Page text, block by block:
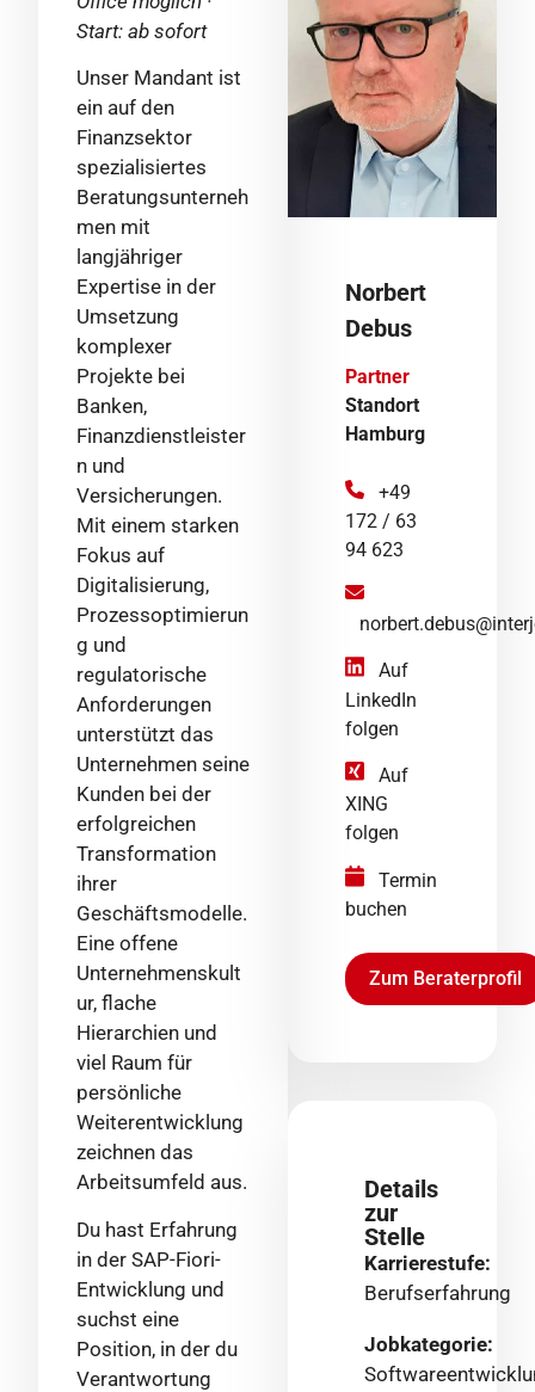
Start: ab sofort
Unser Mandant ist
ein auf den
Finanzsektor
spezialisiertes
Beratungsunterneh
men mit
langjähriger
Expertise in der
Umsetzung
komplexer
Projekte bei
Banken,
Finanzdienstleister
n und
Versicherungen.
Mit einem starken
Fokus auf
Digitalisierung,
Prozessoptimierun
g und
regulatorische
Anforderungen
unterstützt das
Unternehmen seine
Kunden bei der
erfolgreichen
Transformation
ihrer
Geschäftsmodelle.
Eine offene
Unternehmenskult
ur, flache
Hierarchien und
viel Raum für
persönliche
Weiterentwicklung
zeichnen das
Arbeitsumfeld aus.
Du hast Erfahrung
in der SAP-Fiori-
Entwicklung und
suchst eine
Position, in der du
Verantwortung
Norbert
Debus
Partner
Standort
Hamburg
+49
172 / 63
94 623
Auf
LinkedIn
folgen
Auf
XING
folgen
Termin
buchen
Zum Beraterprofil
Details
zur
Stelle
Karrierestufe:
Berufserfahrung
Jobkategorie: